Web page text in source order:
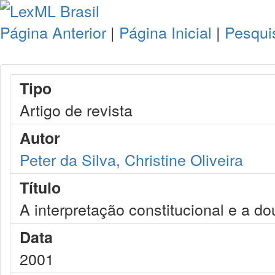
Página Anterior | Página Inicial |
Tipo
Artigo de revista
Autor
Peter da Silva, Christine Oliveira
Título
A interpretação constitucional e a
Data
2001